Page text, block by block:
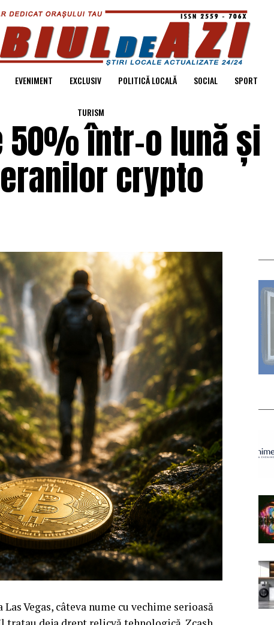
EVENIMENT EXCLUSIV POLITICĂ LOCALĂ SOCIAL SPORT
TURISM
50% într-o lună și
crypto
Vegas, câteva nume cu vechime serioasă